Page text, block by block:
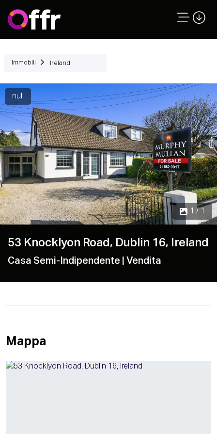
Immobili Ireland
null
1 / 1
53 Knocklyon Road, Dublin 16, Ireland
Casa Semi-Indipendente | Vendita
Mappa